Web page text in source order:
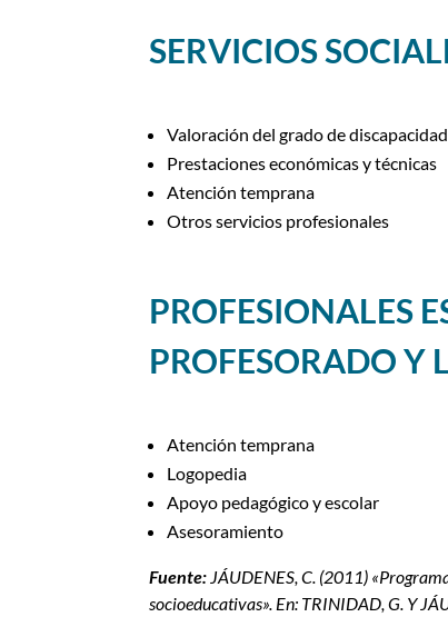
SERVICIOS
Valoración del grado de discapacidad
Prestaciones económicas y técnicas
Atención temprana
Otros servicios profesionales
PROFESIONALES
PROFESORADO Y
Atención temprana
Logopedia
Apoyo pedagógico y escolar
Asesoramiento
Fuente: JÁUDENES, C. (2011)
socioeducativas». En: TRINIDAD, G. Y